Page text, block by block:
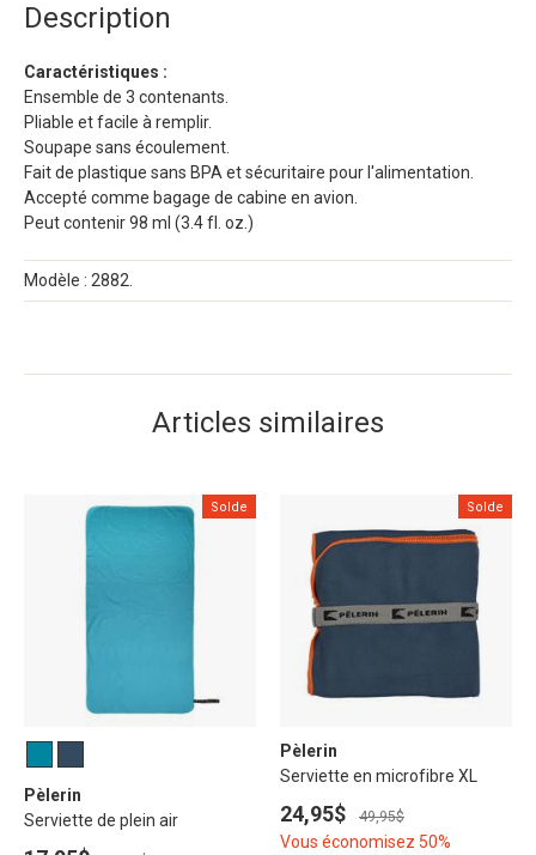
Description
Caractéristiques :
Ensemble de 3 contenants.
Pliable et facile à remplir.
Soupape sans écoulement.
Fait de plastique sans BPA et sécuritaire pour l'alimentation.
Accepté comme bagage de cabine en avion.
Peut contenir 98 ml (3.4 fl. oz.)
Modèle : 2882.
Articles similaires
Solde
Pèlerin
Serviette de plein air
Solde
Pèlerin
Serviette en microfibre XL
24,95$ 49,95$
Vous économisez 50%